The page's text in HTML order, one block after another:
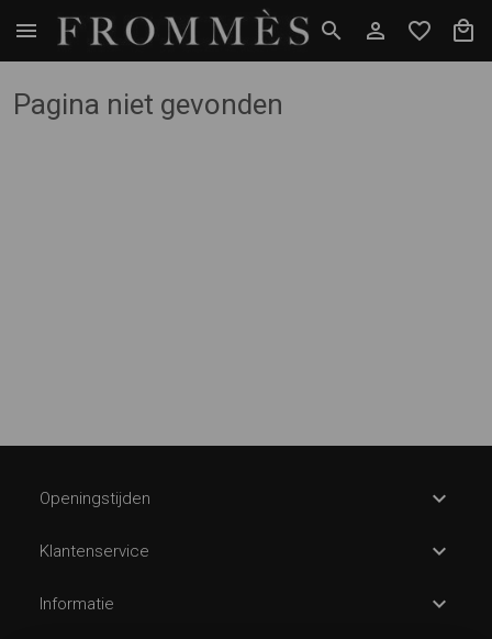
Pagina niet gevonden
Openingstijden
Klantenservice
Informatie